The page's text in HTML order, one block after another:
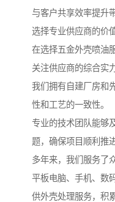
与客户共享效率提升
选择专业供应商的价
在选择五金外壳喷油
关注供应商的综合实力
我们拥有自建厂房和
性和工艺的一致性。
专业的技术团队能够
题，确保项目顺利推进
多年来，我们服务了
平板电脑、手机、数
供外壳处理服务，积